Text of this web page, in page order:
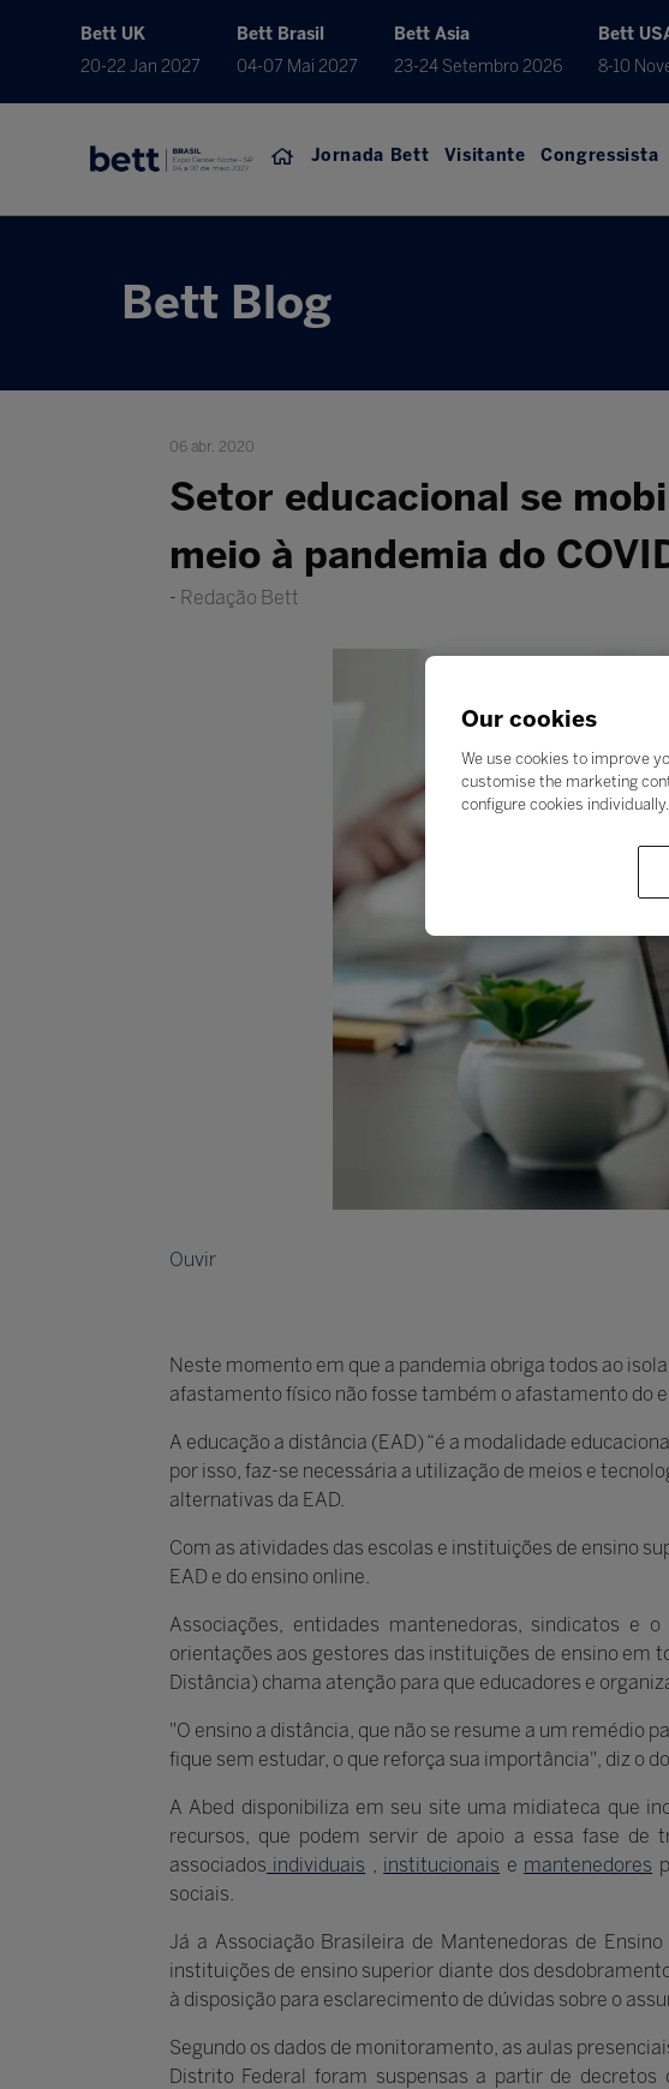
Bett UK
20-22 Jan 2027
Bett Brasil
04-07 Mai 2027
Bett Asia
23-24 Setembro 2026
Bett
8-10
Jornada Bett Visitante Congressista
Bett Blog
06 abr. 2020
Setor educacional se
meio à pandemia do
Redação Bett
Ouvir
Neste momento em que a pandemia obriga todos ao
afastamento físico não fosse também o afastamento do
A educação a distância (EAD) “é a modalidade
por isso, faz-se necessária a utilização de meios e
alternativas da EAD.
Com as atividades das escolas e instituições de ensino
EAD e do ensino online.
Associações, entidades mantenedoras, sindicatos e
orientações aos gestores das instituições de ensino em
Distância) chama atenção para que educadores e
"O ensino a distância, que não se resume a um remédio
fique sem estudar, o que reforça sua importância", diz o
A Abed disponibiliza em seu site uma midiateca que
recursos, que podem servir de apoio a essa fase de
associados individuais , institucionais e mantenedores
sociais.
Já a Associação Brasileira de Mantenedoras de
instituições de ensino superior diante dos
à disposição para esclarecimento de dúvidas sobre o
Segundo os dados de monitoramento, as aulas
Distrito Federal foram suspensas a partir de
Our cookies
We use cookies to improve
customise the marketing
configure cookies individually.